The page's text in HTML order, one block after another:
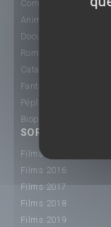
Comédie
Animation
Documentaire
Romance
Catastrophe
Fantastique
Péplum
Biopic
SORTIE CINÉ
Films 2015
Films 2016
Films 2017
Films 2018
Films 2019